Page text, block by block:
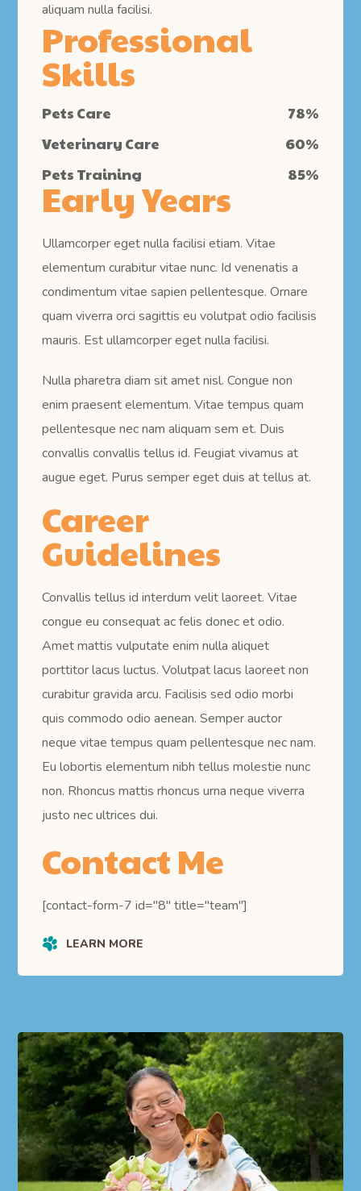
aliquam nulla facilisi.
Professional
Skills
Pets Care 78%
Veterinary Care
60%
Pets Training
85%
Early Years
Ullamcorper eget nulla facilisi etiam. Vitae
elementum curabitur vitae nunc. Id venenatis a
condimentum vitae sapien pellentesque. Ornare
quam viverra orci sagittis eu volutpat odio facilisis
mauris. Est ullamcorper eget nulla facilisi.
Nulla pharetra diam sit amet nisl. Congue non
enim praesent elementum. Vitae tempus quam
pellentesque nec nam aliquam sem et. Duis
convallis convallis tellus id. Feugiat vivamus at
augue eget. Purus semper eget duis at tellus at.
Career
Guidelines
Convallis tellus id interdum velit laoreet. Vitae
congue eu consequat ac felis donec et odio.
Amet mattis vulputate enim nulla aliquet
porttitor lacus luctus. Volutpat lacus laoreet non
curabitur gravida arcu. Facilisis sed odio morbi
quis commodo odio aenean. Semper auctor
neque vitae tempus quam pellentesque nec nam.
Eu lobortis elementum nibh tellus molestie nunc
non. Rhoncus mattis rhoncus urna neque viverra
justo nec ultrices dui.
Contact Me
[contact-form-7 id="8" title="team"]
LEARN MORE